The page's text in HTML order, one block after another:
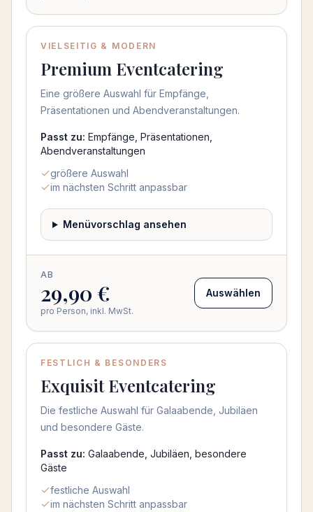
Beliebt
VIELSEITIG & MODERN
Premium Eventcatering
Eine größere Auswahl für Empfänge,
Präsentationen und Abendveranstaltungen.
Passt zu: Empfänge, Präsentationen,
Abendveranstaltungen
größere Auswahl
im nächsten Schritt anpassbar
Menüvorschlag ansehen
AB
29,90 €
pro Person, inkl. MwSt.
Auswählen
FESTLICH & BESONDERS
Exquisit Eventcatering
Die festliche Auswahl für Galaabende, Jubiläen
und besondere Gäste.
Passt zu: Galaabende, Jubiläen, besondere
Gäste
festliche Auswahl
im nächsten Schritt anpassbar